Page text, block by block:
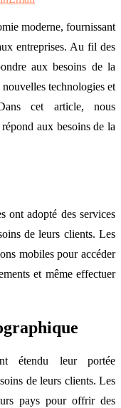
moderne, fournissant
entreprises. Au fil des
aux besoins de la
technologies et
cet article, nous
aux besoins de la
ont adopté des services
de leurs clients. Les
mobiles pour accéder
et même effectuer
étendu leur portée
de leurs clients. Les
pays pour offrir des